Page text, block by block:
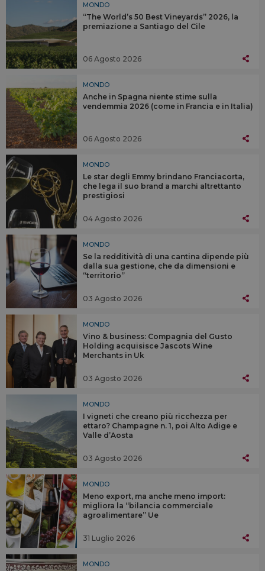
MONDO
“The World’s 50 Best Vineyards” 2026, la
premiazione a Santiago del Cile
06 Agosto 2026
MONDO
Anche in Spagna niente stime sulla
vendemmia 2026 (come in Francia e in Italia)
06 Agosto 2026
MONDO
Le star degli Emmy brindano Franciacorta,
che lega il suo brand a marchi altrettanto
prestigiosi
04 Agosto 2026
MONDO
Se la redditività di una cantina dipende più
dalla sua gestione, che da dimensioni e
“territorio”
03 Agosto 2026
MONDO
Vino & business: Compagnia del Gusto
Holding acquisisce Jascots Wine
Merchants in Uk
03 Agosto 2026
MONDO
I vigneti che creano più ricchezza per
ettaro? Champagne n. 1, poi Alto Adige e
Valle d’Aosta
03 Agosto 2026
MONDO
Meno export, ma anche meno import:
migliora la “bilancia commerciale
agroalimentare” Ue
31 Luglio 2026
MONDO